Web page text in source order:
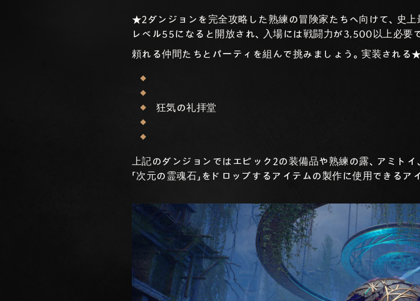
★2ダンジョンを完全攻略した熟練の冒険家たちへ向けて、史
レベル55になると開放され、入場には戦闘力が3,500以上必要で
頼れる仲間たちとパーティを組んで挑みましょう。実装される
狂気の礼拝堂
上記のダンジョンではエピック2の装備品や熟練の露、アミトイ
「次元の霊魂石」をドロップするアイテムの製作に使用できるア